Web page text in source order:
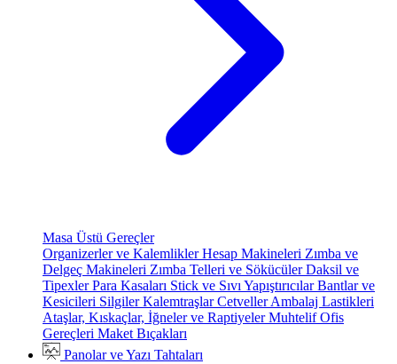
Masa Üstü Gereçler
Organizerler ve KalemliklerHesap Makineleri Zımba ve
Delgeç Makineleri Zımba Telleri ve SökücülerDaksil ve
TipexlerPara Kasaları Stick ve Sıvı YapıştırıcılarBantlar ve
Kesicileri SilgilerKalemtraşlarCetvellerAmbalaj Lastikleri
Ataşlar, Kıskaçlar, İğneler ve RaptiyelerMuhtelif Ofis
Gereçleri Maket Bıçakları
Panolar ve Yazı Tahtaları